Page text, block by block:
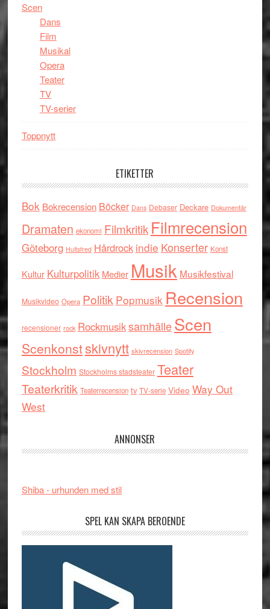
Scen
Dans
Film
Musikal
Opera
Teater
TV
TV-serier
Toppnytt
ETIKETTER
Bok Bokrecension Böcker Dans Debaser Deckare Dokumentär
Dramaten ekonomi Filmkritik Filmrecension
Göteborg Hultsfred Hårdrock indie Konserter Konst
Kultur Kulturpolitik Medier Musik Musikfestival
Musikvideo Opera Politik Popmusik Recension
recensioner rock RockmusiksamhälleScen
Scenkonstskivnytt skivrecension Spotify
Stockholm Stockholms stadsteater Teater
Teaterkritik Teaterrecension tv TV-serie Video Way Out
West
ANNONSER
Shiba - urhunden med stil
SPEL KAN SKAPA BEROENDE